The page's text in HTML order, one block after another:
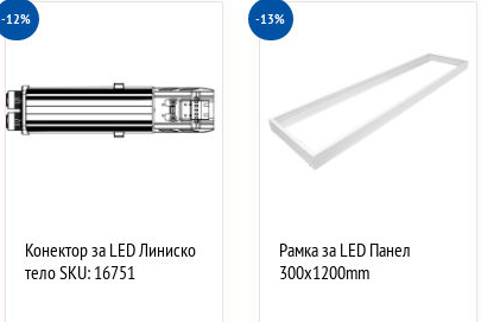
-12%
Конектор за LED Линиско
тело SKU: 16751
-13%
Рамка за LED Панел
300x1200mm